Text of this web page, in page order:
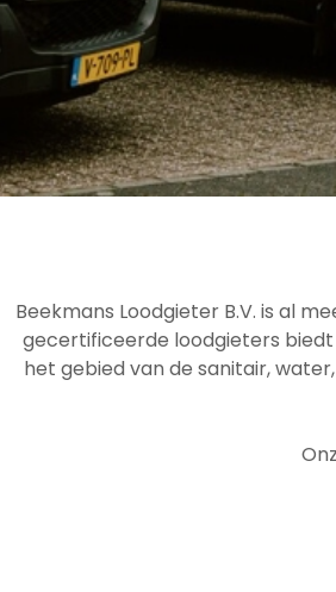
Beekmans Loodgieter B.V. is al
gecertificeerde loodgieters
het gebied van de sanitair,